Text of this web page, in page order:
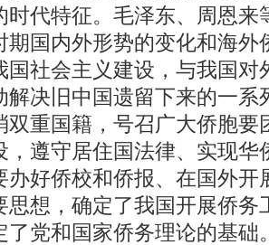
时代特征。毛泽东、周恩来
期国内外形势的变化和海外
国社会主义建设，与我国对
解决旧中国遗留下来的一系
双重国籍，号召广大侨胞要
，遵守居住国法律、实现华
办好侨校和侨报、在国外开
思想，确定了我国开展侨务
了党和国家侨务理论的基础